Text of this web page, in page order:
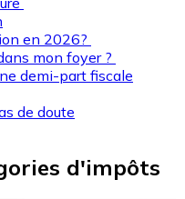
en 2026?
mon foyer ?
demi-part fiscale
de doute
d'impôts